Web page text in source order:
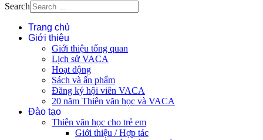
Search
Trang chủ
Giới thiệu
Giới thiệu tổng quan
Lịch sử VACA
Hoạt động
Sách và ấn phẩm
Đăng ký hội viên VACA
20 năm Thiên văn học và VACA
Đào tạo
Thiên văn học cho trẻ em
Giới thiệu / Hợp tác